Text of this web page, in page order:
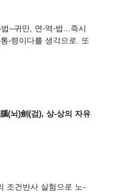
--귀만, 연-역-법...즉시
-령이다를 생각으로. 또
(뇌)劍(검), 상-상의 자유
조건반사 실험으로 노-